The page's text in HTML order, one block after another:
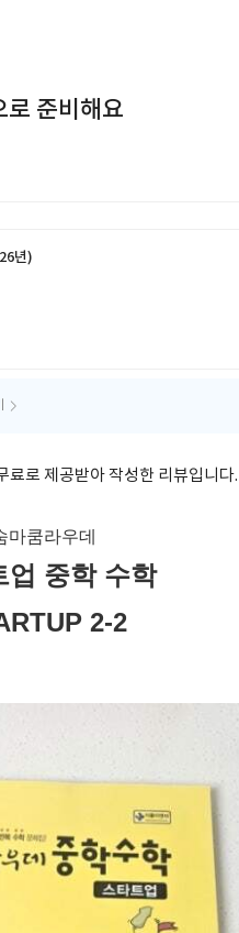
로 준비해요
년)
료로 제공받아 작성한 리뷰입니다.
마쿰라우데
업 중학 수학
2-2